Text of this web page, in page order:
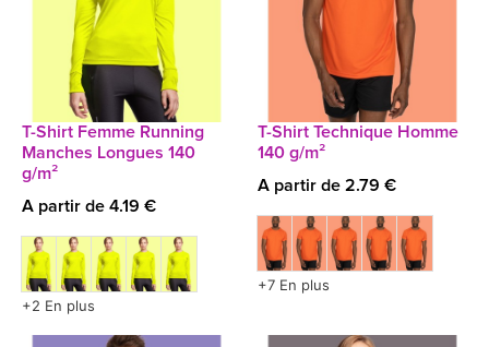
T-Shirt Femme Running
Manches Longues 140
g/m²
A partir de 4.19 €
+2 En plus
T-Shirt Technique Homme
140 g/m²
A partir de 2.79 €
+7 En plus